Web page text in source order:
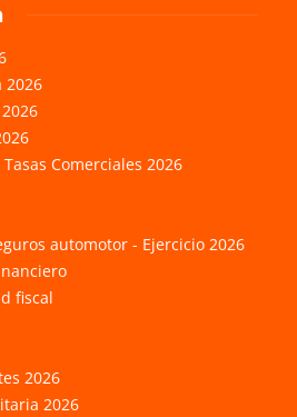
2026
Comerciales 2026
automotor - Ejercicio 2026
fiscal
2026
2026